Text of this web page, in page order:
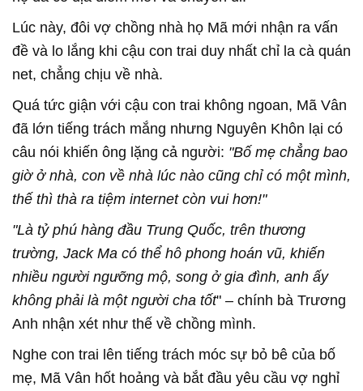
Lúc này, đôi vợ chồng nhà họ Mã mới nhận ra vấn
đề và lo lắng khi cậu con trai duy nhất chỉ la cà quán
net, chẳng chịu về nhà.
Quá tức giận với cậu con trai không ngoan, Mã Vân
đã lớn tiếng trách mắng nhưng Nguyên Khôn lại có
câu nói khiến ông lặng cả người: "Bố mẹ chẳng bao
giờ ở nhà, con về nhà lúc nào cũng chỉ có một mình,
thế thì thà ra tiệm internet còn vui hơn!"
"Là tỷ phú hàng đầu Trung Quốc, trên thương
trường, Jack Ma có thể hô phong hoán vũ, khiến
nhiều người ngưỡng mộ, song ở gia đình, anh ấy
không phải là một người cha tốt" – chính bà Trương
Anh nhận xét như thế về chồng mình.
Nghe con trai lên tiếng trách móc sự bỏ bê của bố
mẹ, Mã Vân hốt hoảng và bắt đầu yêu cầu vợ nghỉ